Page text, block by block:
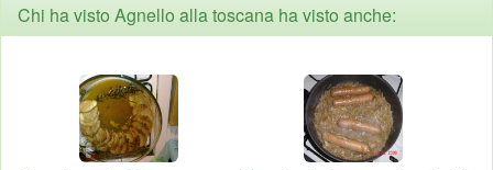
Chi ha visto Agnello alla toscana ha visto anche: